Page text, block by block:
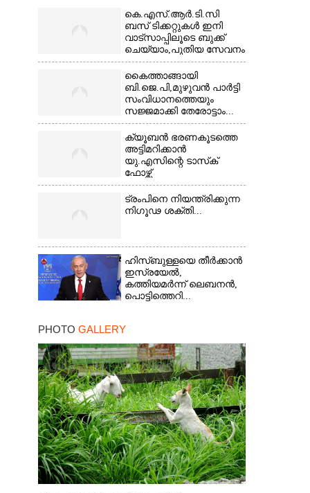
കെ.എസ്.ആർ.ടി.സി
ബസ് ടിക്കറ്റുകൾ ഇനി
വാട്സാപ്പിലൂടെ ബുക്ക്
ചെയ്യാം,പുതിയ സേവനം
തുടങ്ങി...
കൈത്താങ്ങായി
ബി.ജെ.പി,മുഴുവൻ പാർട്ടി
സംവിധാനത്തെയും
സജ്ജമാക്കി തേരോട്ടാം...
ക്യൂബൻ ഭരണകൂടത്തെ
അട്ടിമറിക്കാൻ
യു.എസിന്റെ ടാസ്‌ക്
ഫോഴ്സ്
ട്രംപിനെ നിയന്ത്രിക്കുന്ന
നിഗൂഢ ശക്തി...
ഹിസ്ബുള്ളയെ തീർക്കാൻ
ഇസ്രയേൽ,
കത്തിയമർന്ന് ലെബനൻ,
പൊട്ടിത്തെറി...
PHOTO GALLERY